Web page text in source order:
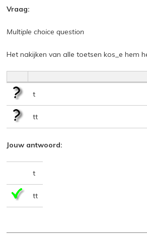
Vraag:
Multiple choice question
Het nakijken van alle toetsen kos_e hem
t
tt
Jouw antwoord:
t
tt